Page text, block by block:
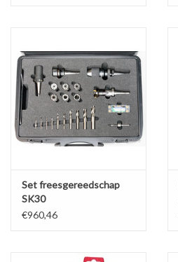
Werkplaatsinrichting |
Machines |
Cadeaubonnen &
Onderdelen |
Set freesgereedschap
SK30
€960,46